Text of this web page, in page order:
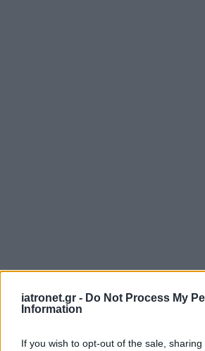
iatronet.gr - Do Not Process My
Information
If you wish to opt-out of the sale,